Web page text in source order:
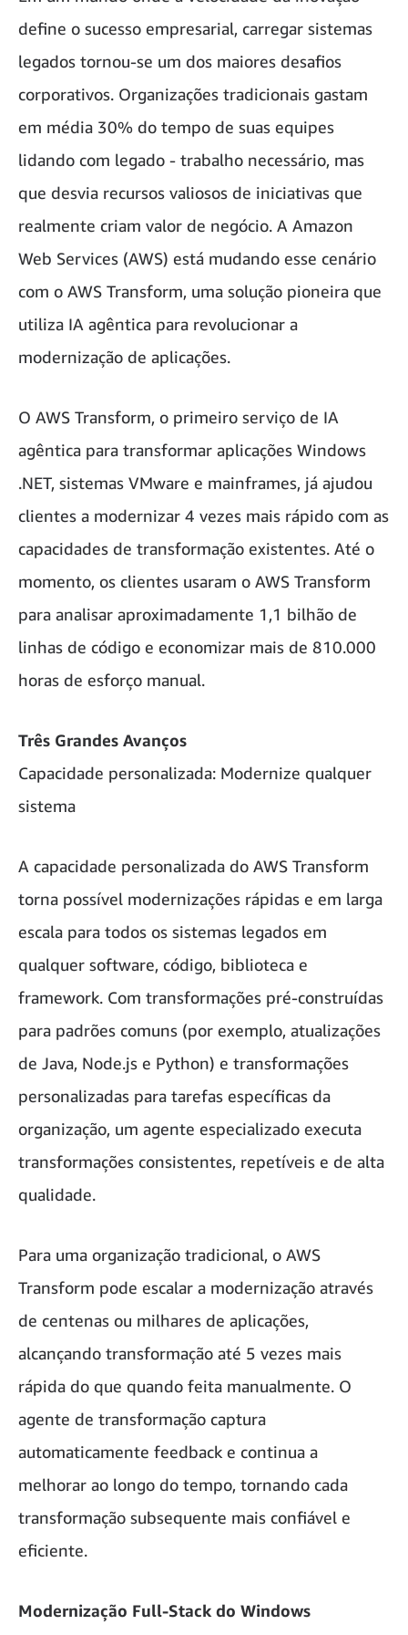
define o sucesso empresarial, carregar sistemas
legados tornou-se um dos maiores desafios
corporativos. Organizações tradicionais gastam
em média 30% do tempo de suas equipes
lidando com legado - trabalho necessário, mas
que desvia recursos valiosos de iniciativas que
realmente criam valor de negócio. A Amazon
Web Services (AWS) está mudando esse cenário
com o AWS Transform, uma solução pioneira que
utiliza IA agêntica para revolucionar a
modernização de aplicações.
O AWS Transform, o primeiro serviço de IA
agêntica para transformar aplicações Windows
.NET, sistemas VMware e mainframes, já ajudou
clientes a modernizar 4 vezes mais rápido com as
capacidades de transformação existentes. Até o
momento, os clientes usaram o AWS Transform
para analisar aproximadamente 1,1 bilhão de
linhas de código e economizar mais de 810.000
horas de esforço manual.
Três Grandes Avanços
Capacidade personalizada: Modernize qualquer
sistema
A capacidade personalizada do AWS Transform
torna possível modernizações rápidas e em larga
escala para todos os sistemas legados em
qualquer software, código, biblioteca e
framework. Com transformações pré-construídas
para padrões comuns (por exemplo, atualizações
de Java, Node.js e Python) e transformações
personalizadas para tarefas específicas da
organização, um agente especializado executa
transformações consistentes, repetíveis e de alta
qualidade.
Para uma organização tradicional, o AWS
Transform pode escalar a modernização através
de centenas ou milhares de aplicações,
alcançando transformação até 5 vezes mais
rápida do que quando feita manualmente. O
agente de transformação captura
automaticamente feedback e continua a
melhorar ao longo do tempo, tornando cada
transformação subsequente mais confiável e
eficiente.
Modernização Full-Stack do Windows